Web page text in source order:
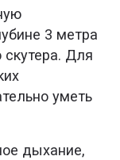
3 метра
Для
уметь
дыхание,